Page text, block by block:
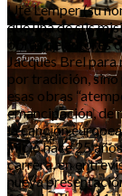
Ute Lemper (su
que una de sus
obras de autores
Jacques Brel para
por tradición, sino
esas obras
emancipación, de
la canción
inició hace 25
carrera, en
nueva